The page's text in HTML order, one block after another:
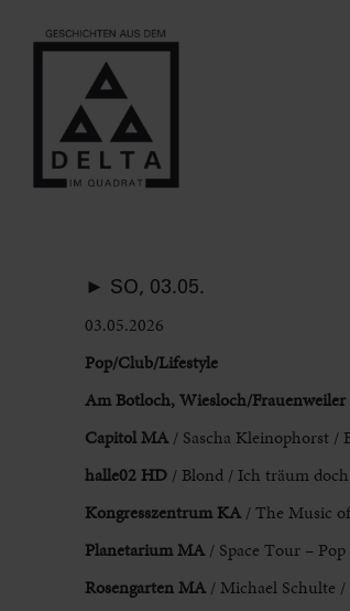
► SO, 03.05.
03.05.2026
Pop/Club/Lifestyle
Am Botloch, Wiesloch/Frauenweiler
Capitol MA / Sascha Kleinophorst /
halle02 HD/ Blond / Ich träum
Kongresszentrum KA / The Music
Planetarium MA/ Space Tour –
Rosengarten MA/ Michael Schulte /